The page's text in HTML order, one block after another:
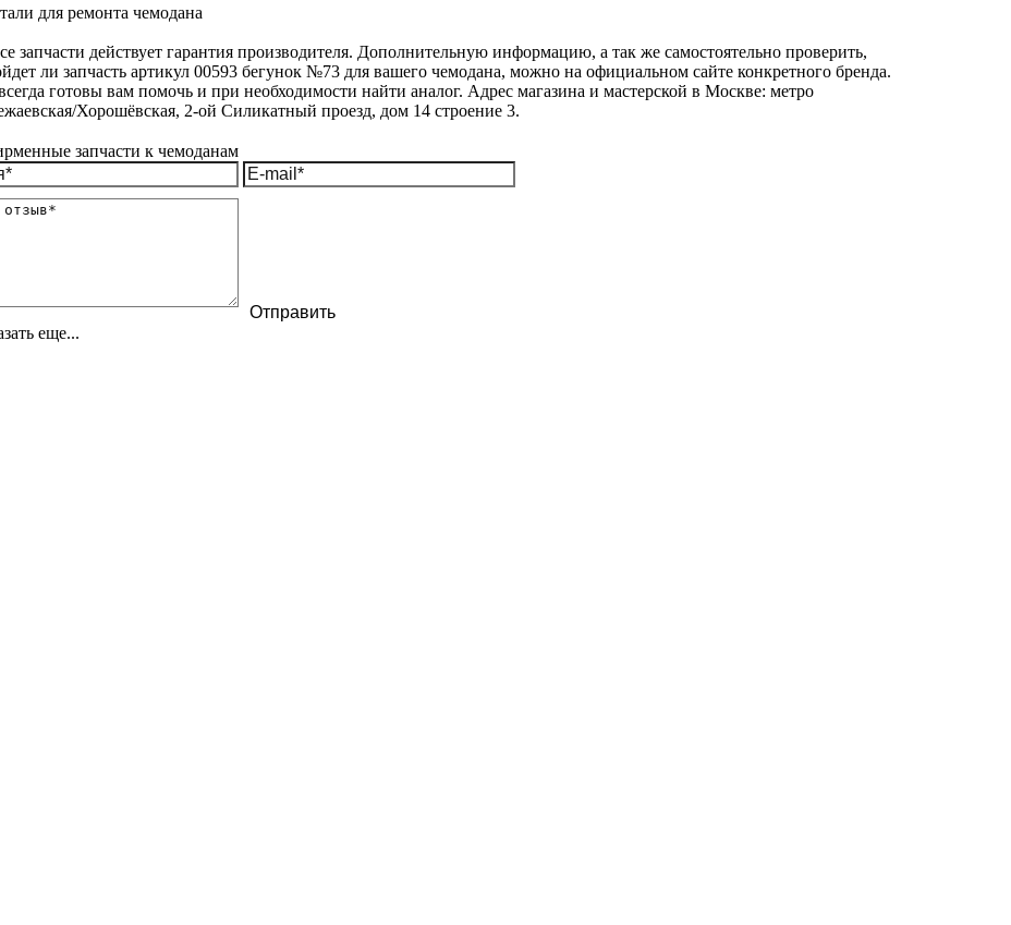
запчасти действует гарантия производителя. Дополнительную информацию, а так же самостоятельно проверить,
ли запчасть артикул 00593 бегунок №73 для вашего чемодана, можно на официальном сайте конкретного бренда.
готовы вам помочь и при необходимости найти аналог. Адрес магазина и мастерской в Москве: метро
Хорошёвская, 2-ой Силикатный проезд, дом 14 строение 3.
еще...